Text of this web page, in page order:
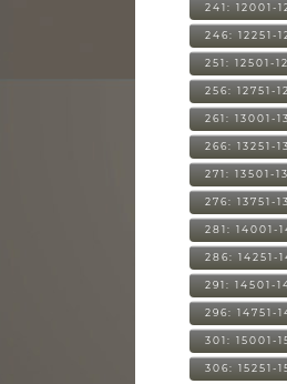
241: 12001-
246: 12251-
251: 12501-
256: 12751-
261: 13001-
266: 13251-
271: 13501-
276: 13751-
281: 14001-
286: 14251-
291: 14501-
296: 14751-
301: 15001-
306: 15251-